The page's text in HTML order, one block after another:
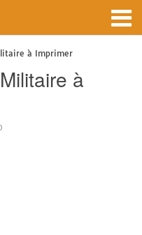
à Imprimer
à